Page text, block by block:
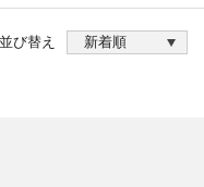
並び替え